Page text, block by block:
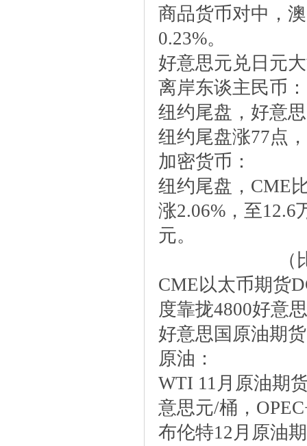
商品货币对中，
0.23%。
好意思元兑日元
离岸东谈主民币：
纽约尾盘，好意
纽约尾盘涨77点
加密货币：
纽约尾盘，CME
涨2.06%，至12.6
元。
CME以太币期货
度靠拢4800好意
好意思国原油期
原油：
WTI11月原油期
意思元/桶，
布伦特12月原油